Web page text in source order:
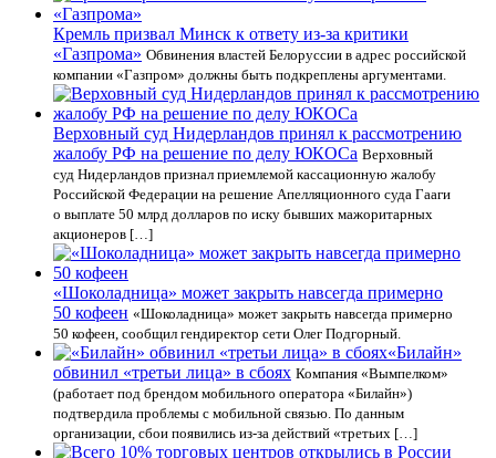
Кремль призвал Минск к ответу из-за критики
«Газпрома» Обвинения властей Белоруссии в адрес российской
компании «Газпром» должны быть подкреплены аргументами.
Верховный суд Нидерландов принял к рассмотрению
жалобу РФ на решение по делу ЮКОСа Верховный
суд Нидерландов признал приемлемой кассационную жалобу
Российской Федерации на решение Апелляционного суда Гааги
о выплате 50 млрд долларов по иску бывших мажоритарных
акционеров […]
«Шоколадница» может закрыть навсегда примерно
50 кофеен «Шоколадница» может закрыть навсегда примерно
50 кофеен, сообщил гендиректор сети Олег Подгорный.
«Билайн»
обвинил «третьи лица» в сбоях Компания «Вымпелком»
(работает под брендом мобильного оператора «Билайн»)
подтвердила проблемы с мобильной связью. По данным
организации, сбои появились из-за действий «третьих […]